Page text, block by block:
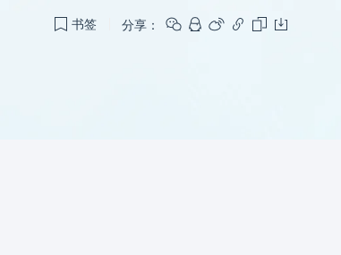
书签 分享：